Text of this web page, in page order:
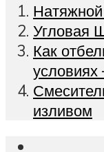
Угловая
Как
изливом